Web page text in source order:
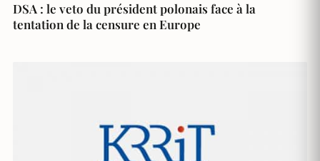
DSA : le veto du président polonais face à la
tentation de la censure en Europe